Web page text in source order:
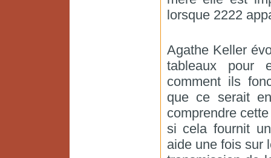
lorsque 2222
Agathe Keller
tableaux pour
comment ils
que ce serait
comprendre
si cela fournit
aide une fois sur